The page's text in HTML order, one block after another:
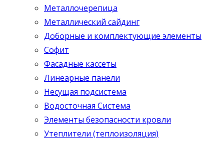
Металлочерепица
Металлический сайдинг
Доборные и комплектующие элементы
Софит
Фасадные кассеты
Линеарные панели
Несущая подсистема
Водосточная Система
Элементы безопасности кровли
Утеплители (теплоизоляция)